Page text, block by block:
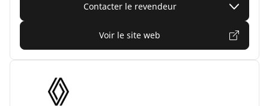
Contacter le revendeur
Voir le site web